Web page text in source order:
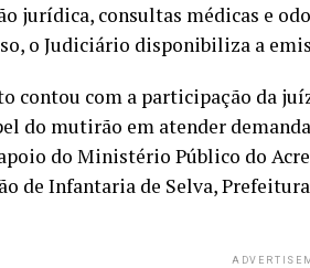
jurídica, consultas médicas e
o Judiciário disponibiliza a
contou com a participação da
do mutirão em atender
do Ministério Público do
de Infantaria de Selva,